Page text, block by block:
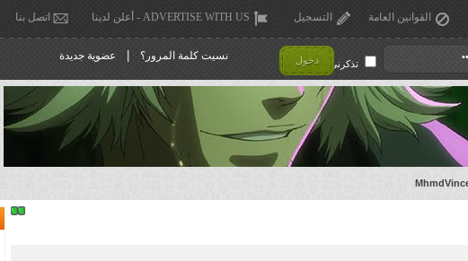
القوانين العامة التسجيل ADVERTISE WITH US - أعلن لدينا اتصل بنا
تذكرني ! دخول نسيت كلمة المرور؟ عضوية جديدة